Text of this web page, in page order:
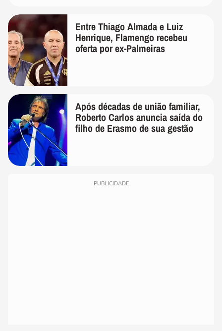
Entre Thiago Almada e Luiz
Henrique, Flamengo recebeu
oferta por ex-Palmeiras
Após décadas de união familiar,
Roberto Carlos anuncia saída do
filho de Erasmo de sua gestão
PUBLICIDADE